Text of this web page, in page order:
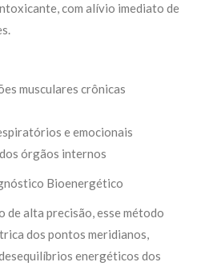
com alívio imediato de
musculares crônicas
e emocionais
órgãos internos
Bioenergético
de alta precisão, esse método
dos pontos meridianos,
energéticos dos